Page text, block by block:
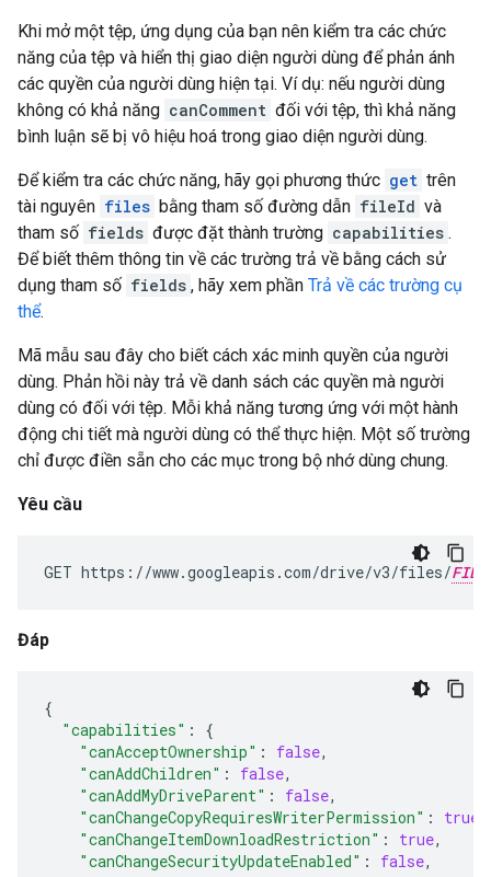
Khi mở một tệp, ứng dụng của bạn nên kiểm tra các chức
năng của tệp và hiển thị giao diện người dùng để phản ánh
các quyền của người dùng hiện tại. Ví dụ: nếu người dùng
không có khả năng canComment đối với tệp, thì khả năng
bình luận sẽ bị vô hiệu hoá trong giao diện người dùng.
Để kiểm tra các chức năng, hãy gọi phương thức get trên
tài nguyên files bằng tham số đường dẫn fileId và
tham số fields được đặt thành trường capabilities .
Để biết thêm thông tin về các trường trả về bằng cách sử
dụng tham số fields , hãy xem phần Trả về các trường cụ
thể.
Mã mẫu sau đây cho biết cách xác minh quyền của người
dùng. Phản hồi này trả về danh sách các quyền mà người
dùng có đối với tệp. Mỗi khả năng tương ứng với một hành
động chi tiết mà người dùng có thể thực hiện. Một số trường
chỉ được điền sẵn cho các mục trong bộ nhớ dùng chung.
Yêu cầu
GET https://www.googleapis.com/drive/v3/files/
Đáp
{
"capabilities" :
{
"canAcceptOwnership" : false,
"canAddChildren" : false,
"canAddMyDriveParent" : false,
"canChangeCopyRequiresWriterPermission" : true
"canChangeItemDownloadRestriction" : true,
"canChangeSecurityUpdateEnabled" : false,